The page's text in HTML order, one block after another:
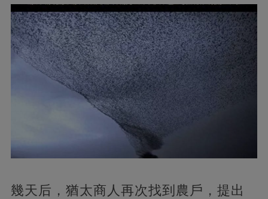
幾天后，猶太商人再次找到農戶，提出